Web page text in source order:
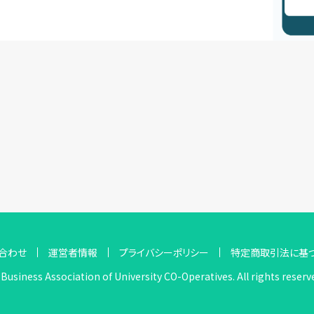
わせ 運営者情報 プライバシーポリシー
特定商取引法に基
Association of University CO-Operatives. All rights